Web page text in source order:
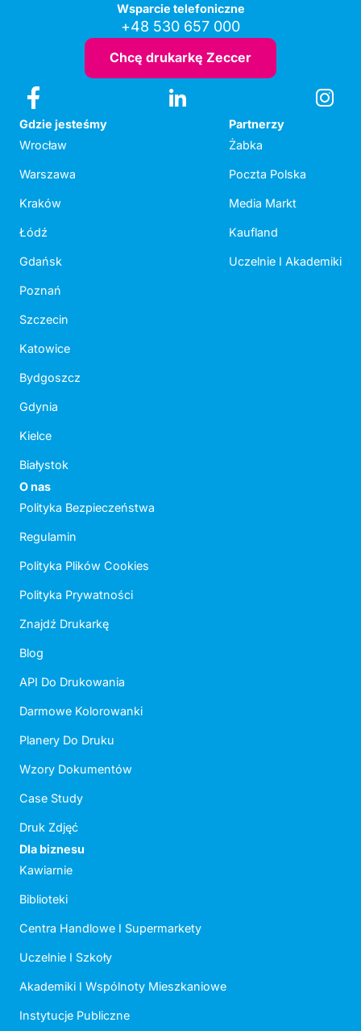
Wsparcie telefoniczne
+48 530 657 000
Chcę drukarkę Zeccer
Gdzie jesteśmy
Wrocław
Warszawa
Kraków
Łódź
Gdańsk
Poznań
Szczecin
Katowice
Bydgoszcz
Gdynia
Kielce
Białystok
Partnerzy
Żabka
Poczta Polska
Media Markt
Kaufland
Uczelnie I Akademiki
O nas
Polityka Bezpieczeństwa
Regulamin
Polityka Plików Cookies
Polityka Prywatności
Znajdź Drukarkę
Blog
API Do Drukowania
Darmowe Kolorowanki
Planery Do Druku
Wzory Dokumentów
Case Study
Druk Zdjęć
Dla biznesu
Kawiarnie
Biblioteki
Centra Handlowe I Supermarkety
Uczelnie I Szkoły
Akademiki I Wspólnoty Mieszkaniowe
Instytucje Publiczne